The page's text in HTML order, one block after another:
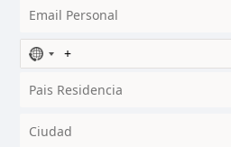
N
o
c
u